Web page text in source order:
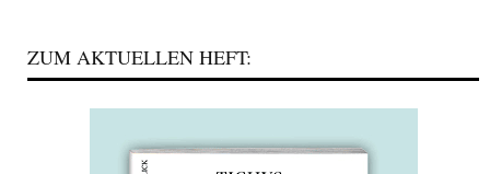
ZUM AKTUELLEN HEFT: